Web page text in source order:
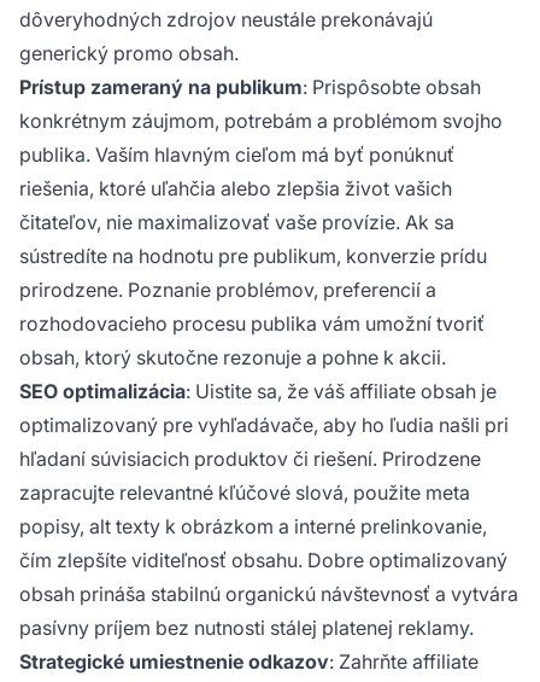
dôveryhodných zdrojov neustále prekonávajú
generický promo obsah.
Prístup zameraný na publikum: Prispôsobte obsah
konkrétnym záujmom, potrebám a problémom svojho
publika. Vaším hlavným cieľom má byť ponúknuť
riešenia, ktoré uľahčia alebo zlepšia život vašich
čitateľov, nie maximalizovať vaše provízie. Ak sa
sústredíte na hodnotu pre publikum, konverzie prídu
prirodzene. Poznanie problémov, preferencií a
rozhodovacieho procesu publika vám umožní tvoriť
obsah, ktorý skutočne rezonuje a pohne k akcii.
SEO optimalizácia: Uistite sa, že váš affiliate obsah je
optimalizovaný pre vyhľadávače, aby ho ľudia našli pri
hľadaní súvisiacich produktov či riešení. Prirodzene
zapracujte relevantné kľúčové slová, použite meta
popisy, alt texty k obrázkom a interné prelinkovanie,
čím zlepšíte viditeľnosť obsahu. Dobre optimalizovaný
obsah prináša stabilnú organickú návštevnosť a vytvára
pasívny príjem bez nutnosti stálej platenej reklamy.
Strategické umiestnenie odkazov: Zahrňte affiliate